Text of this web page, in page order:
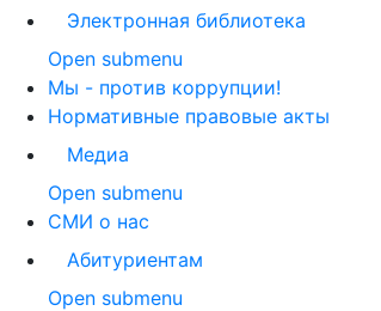
Электронная библиотека
Open submenu
Мы - против коррупции!
Нормативные правовые акты
Медиа
Open submenu
СМИ о нас
Абитуриентам
Open submenu